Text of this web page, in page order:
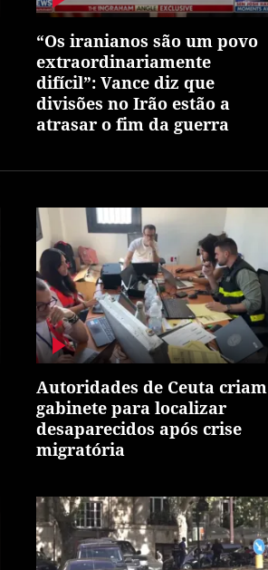
“Os iranianos são um povo
extraordinariamente
difícil”: Vance diz que
divisões no Irão estão a
atrasar o fim da guerra
Autoridades de Ceuta criam
gabinete para localizar
desaparecidos após crise
migratória